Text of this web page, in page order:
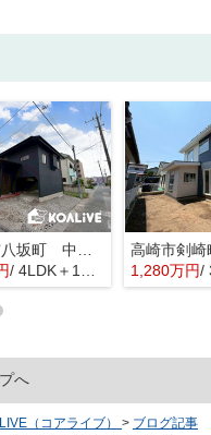
/ 4LDK＋1S(納戸) 1,280万円/
へ
（コアライブ） > ブログ記事